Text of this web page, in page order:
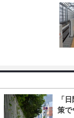
「
策で